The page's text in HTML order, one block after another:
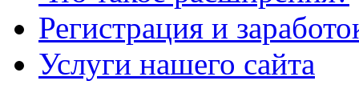
Регистрация и
Услуги нашего сайта